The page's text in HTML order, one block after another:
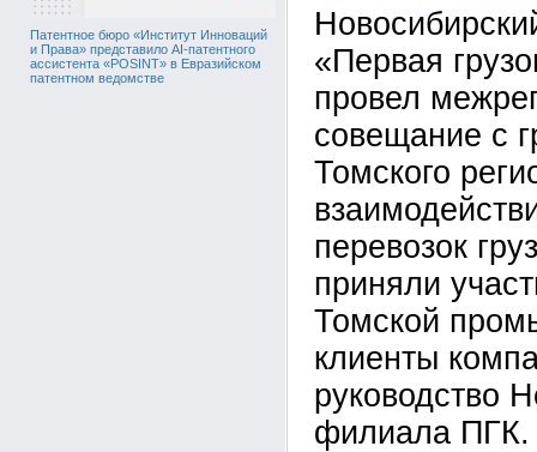
Патентное бюро «Институт Инноваций
и Права» представило AI-патентного
ассистента «POSINT» в Евразийском
патентном ведомстве
«Первая
провел
совещание с
Томского
перевозок
приняли
Томской
клиенты
руководство
филиала ПГК.